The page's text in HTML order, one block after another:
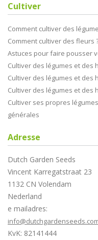
Cultiver
Comment cultiver des
Comment cultiver des fleurs
Astuces pour faire pousser
Cultiver des légumes et des
Cultiver des légumes et des
Cultiver des légumes et des
Cultiver ses propres
générales
Adresse
Dutch Garden Seeds
Vincent Karregatstraat 23
1132 CN Volendam
Nederland
e mailadres:
KvK: 82141444